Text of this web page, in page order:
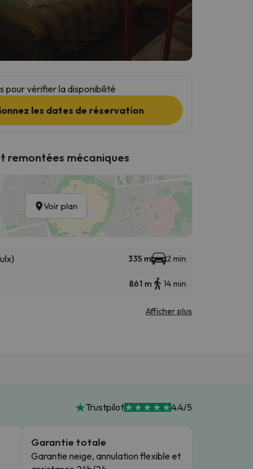
pour vérifier la disponibilité
les dates de réservation
remontées mécaniques
Voir plan
335 m 2 min
861 m 14 min
Afficher plus
Trustpilot 4.4/5
Garantie totale
Garantie neige, annulation flexible et